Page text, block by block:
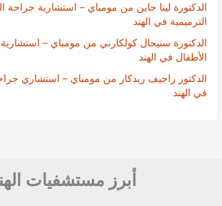
الدكتورة لينا جاين من مومباي – استشارية جراحة
الترميمية في الهند
الدكتورة سنيحال كولكارني من مومباي –
الأطفال في الهند
الدكتور راجيف ريدكار من مومباي – استشاري
في الهند
أبرز مستشفيات